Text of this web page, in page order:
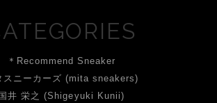
＊Recommend Sneaker
スニーカーズ (mita sneakers)
井 栄之 (Shigeyuki Kunii)